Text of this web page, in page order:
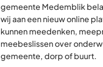
gemeente Medemblik
wij aan een nieuw online
kunnen meedenken,
meebeslissen over
gemeente, dorp of buurt.